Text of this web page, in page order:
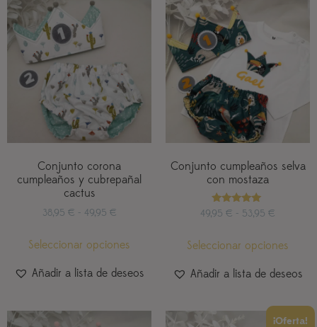
Conjunto corona
cumpleaños y cubrepañal
cactus
38,95 € - 49,95 €
Seleccionar opciones
Añadir a lista de deseos
Conjunto cumpleaños selva
con mostaza
Valorado
49,95 € - 53,95 €
Seleccionar opciones
Añadir a lista de deseos
¡Oferta!